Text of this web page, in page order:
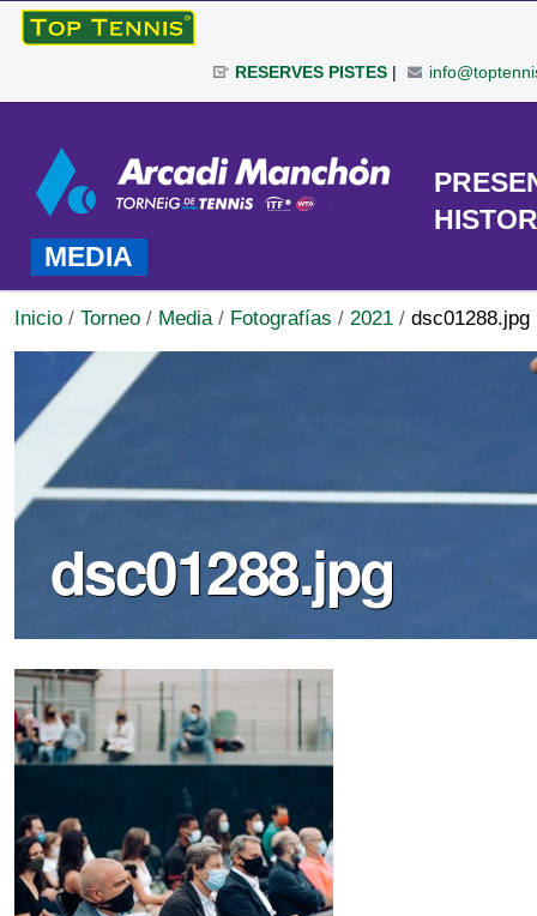
Cambiar
|
navegación
RESERVES PISTES|
Personales
TORNEO
MEDIA
Inicio / Torneo / Media / Fotografías / 2021 / dsc01288.jpg
dsc01288.jpg